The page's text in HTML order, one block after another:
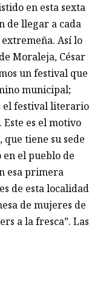
en esta sexta
de llegar a cada
Así lo
Moraleja, César
un festival que
municipal;
el festival literario
Este es el motivo
tiene su sede
el pueblo de
esa primera
de esta localidad
de mujeres de
a la fresca”. Las